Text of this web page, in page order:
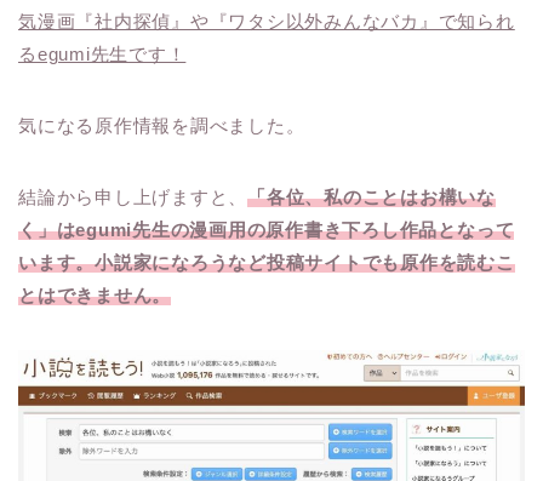
気漫画『社内探偵』や『ワタシ以外みんなバカ』で知られ
るegumi先生です！
気になる原作情報を調べました。
結論から申し上げますと、「各位、私のことはお構いな
く」はegumi先生の漫画用の原作書き下ろし作品となって
います。小説家になろうなど投稿サイトでも原作を読むこ
とはできません。